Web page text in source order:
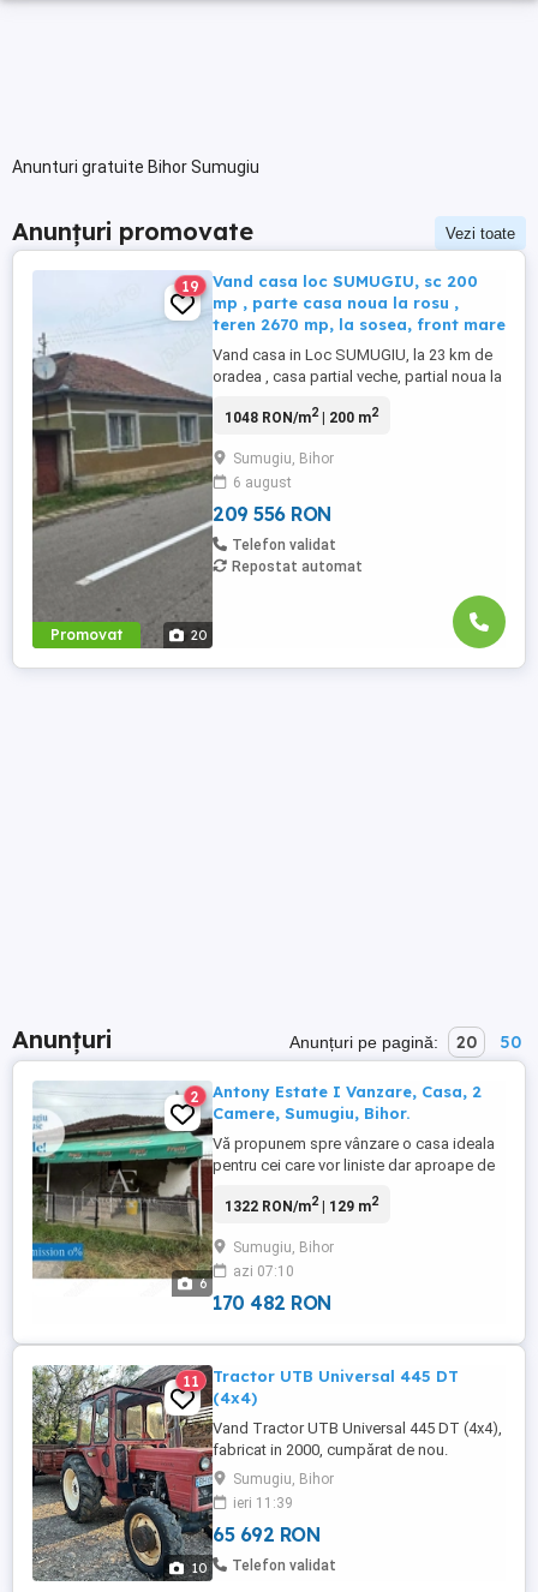
Anunturi gratuite Bihor Sumugiu
Anunțuri promovate Vezi toate
Promovat 20
19
Vand casa loc SUMUGIU, sc 200
mp , parte casa noua la rosu ,
teren 2670 mp, la sosea, front mare
Vand casa in Loc SUMUGIU, la 23 km de
oradea , casa partial veche, partial noua la
41 mp , casa veche locuibila , curent ,
amplasata la soseaua principala , teren
total 2670 mp , imprejmuita , poarta mare ,
intrare masina ...
1048 RON/m2| 200 m2
Sumugiu, Bihor
6 august
209 556 RON
Telefon validat
Repostat automat
Anunțuri Anunțuri pe pagină: 20 50
6
2
Antony Estate I Vanzare, Casa, 2
Camere, Sumugiu, Bihor.
Vă propunem spre vânzare o casa ideala
pentru cei care vor liniste dar aproape de
Sumugiu, la doar 20 km distanta de
generoasa- Suprafata terenului este de
3861 mp + Casa care detine 150 mp
construiti, ...
1322 RON/m2| 129 m2
Sumugiu, Bihor
azi 07:10
170 482 RON
10
11
Tractor UTB Universal 445 DT
(4x4)
Vand Tractor UTB Universal 445 DT (4x4),
fabricat in 2000, cumpărat de nou.
Conditie foarte bună. Folosit doar
ocazional. Remorca: 1600 euro
Sumugiu, Bihor
ieri 11:39
65 692 RON
Telefon validat